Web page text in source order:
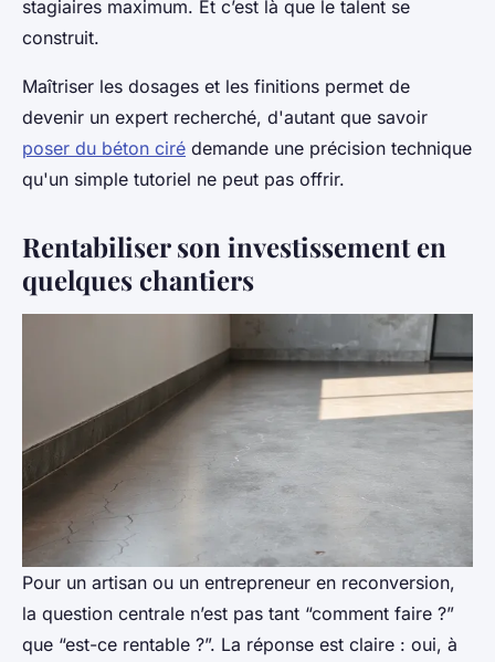
stagiaires maximum. Et c’est là que le talent se
construit.
Maîtriser les dosages et les finitions permet de
devenir un expert recherché, d'autant que savoir
poser du béton ciré demande une précision technique
qu'un simple tutoriel ne peut pas offrir.
Rentabiliser son investissement en
quelques chantiers
Pour un artisan ou un entrepreneur en reconversion,
la question centrale n’est pas tant “comment faire ?”
que “est-ce rentable ?”. La réponse est claire : oui, à